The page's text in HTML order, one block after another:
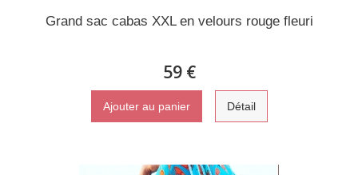
Grand sac cabas XXL en velours rouge fleuri
59 €
Ajouter au panier Détail